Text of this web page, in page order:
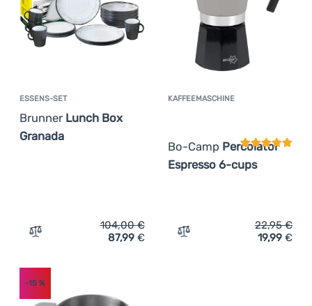
ESSENS-SET
Brunner Lunch Box
Granada
Zum Vergleich 'Essens-Set Brunner Lunch Box
104,00€
87,99 €
KAFFEEMASCHINE
Bo-Camp Percolator
Espresso 6-cups
Zum Vergleich
22,95€
19,99 €
-15 %